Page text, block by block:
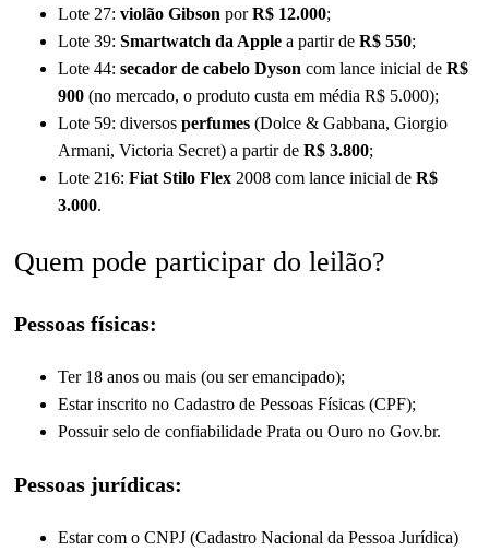
Lote 27: violão Gibson porR$ 12.000;
Lote 39: Smartwatch da Apple a partir de R$ 550;
Lote 44: secador de cabelo Dyson com lance inicial de R$
900 (no mercado, o produto custa em média R$ 5.000);
Lote 59: diversos perfumes (Dolce & Gabbana, Giorgio
Armani, Victoria Secret) a partir de R$ 3.800;
Lote 216: Fiat Stilo Flex 2008 com lance inicial de R$
3.000.
Quem pode participar do leilão?
Pessoas físicas:
Ter 18 anos ou mais (ou ser emancipado);
Estar inscrito no Cadastro de Pessoas Físicas (CPF);
Possuir selo de confiabilidade Prata ou Ouro no Gov.br.
Pessoas jurídicas:
Estar com o CNPJ (Cadastro Nacional da Pessoa Jurídica)